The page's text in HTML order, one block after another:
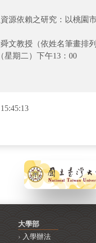
源依賴之研究：以桃園
文教授（依姓名筆畫排列
星期二）下午13：00
大學部
入學辦法